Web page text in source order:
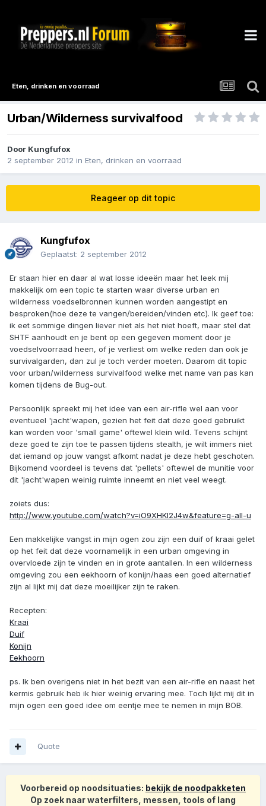
Eten, drinken en voorraad
Urban/Wilderness survivalfood
Door Kungfufox
2 september 2012 in Eten, drinken en voorraad
Reageer op dit topic
Kungfufox
Geplaatst: 2 september 2012
Er staan hier en daar al wat losse ideeën maar het leek mij
makkelijk om een topic te starten waar diverse urban en
wilderness voedselbronnen kunnen worden aangestipt en
besproken(hoe deze te vangen/bereiden/vinden etc). Ik geef toe:
ik eet sommige dingen liever niet als het niet hoeft, maar stel dat
SHTF aanhoudt en je bent op een gegeven moment door je
voedselvoorraad heen, of je verliest om welke reden dan ook je
survivalgarden, dan zul je toch verder moeten. Daarom dit topic
voor urban/wilderness survivalfood welke met name van pas kan
komen tijdens de Bug-out.
Persoonlijk spreekt mij het idee van een air-rifle wel aan voor
eventueel 'jacht'wapen, gezien het feit dat deze goed gebruikt
kan worden voor 'small game' oftewel klein wild. Tevens schijnt
deze goed te zijn toe te passen tijdens stealth, je wilt immers niet
dat iemand op jouw vangst afkomt nadat je deze hebt geschoten.
Bijkomend voordeel is tevens dat 'pellets' oftewel de munitie voor
dit 'jacht'wapen weinig ruimte inneemt en niet veel weegt.
zoiets dus:
http://www.youtube.com/watch?v=iO9XHKI2J4w&feature=g-all-u
Een makkelijke vangst in mijn ogen zou zijn een duif of kraai gelet
op het feit dat deze voornamelijk in een urban omgeving in
overvloede zijn te vinden en in grote aantallen. In een wilderness
omgeving zou een eekhoorn of konijn/haas een goed alternatief
zijn al lijkt mij dat deze moeilijker zijn te raken.
Recepten:
Kraai
Duif
Konijn
Eekhoorn
ps. Ik ben overigens niet in het bezit van een air-rifle en naast het
kermis gebruik heb ik hier weinig ervaring mee. Toch lijkt mij dit in
mijn ogen een goed idee om eentje mee te nemen in mijn BOB.
Quote
Voorbereid op noodsituaties: bekijk de noodpakketen
Op zoek naar waterfilters, messen, tools of lang